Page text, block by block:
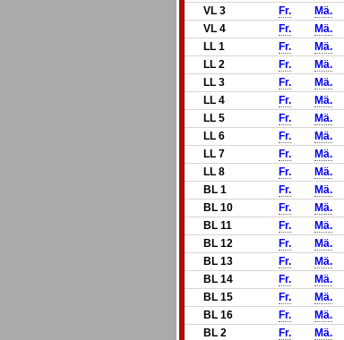
VL 3
Fr.
Mä.
VL 4
Fr.
Mä.
LL 1
Fr.
Mä.
LL 2
Fr.
Mä.
LL 3
Fr.
Mä.
LL 4
Fr.
Mä.
LL 5
Fr.
Mä.
LL 6
Fr.
Mä.
LL 7
Fr.
Mä.
LL 8
Fr.
Mä.
BL 1
Fr.
Mä.
BL 10
Fr.
Mä.
BL 11
Fr.
Mä.
BL 12
Fr.
Mä.
BL 13
Fr.
Mä.
BL 14
Fr.
Mä.
BL 15
Fr.
Mä.
BL 16
Fr.
Mä.
BL 2
Fr.
Mä.